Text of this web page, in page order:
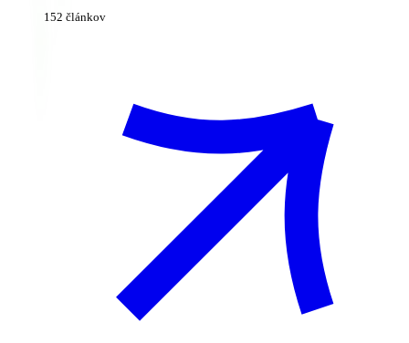
152 článkov